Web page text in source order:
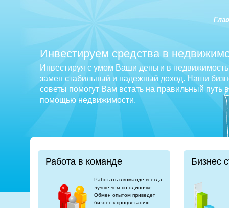
Инвестируем средства в
Инвестируя с умом Ваши деньги в
замен стабильный и надежный доход. Наши
советы помогут Вам встать на правильный путь
помощью недвижимости.
Работа в команде
Работать в команде всегда
лучше чем по одиночке.
Обмен опытом приведет
бизнес к процветанию.
Бизнес